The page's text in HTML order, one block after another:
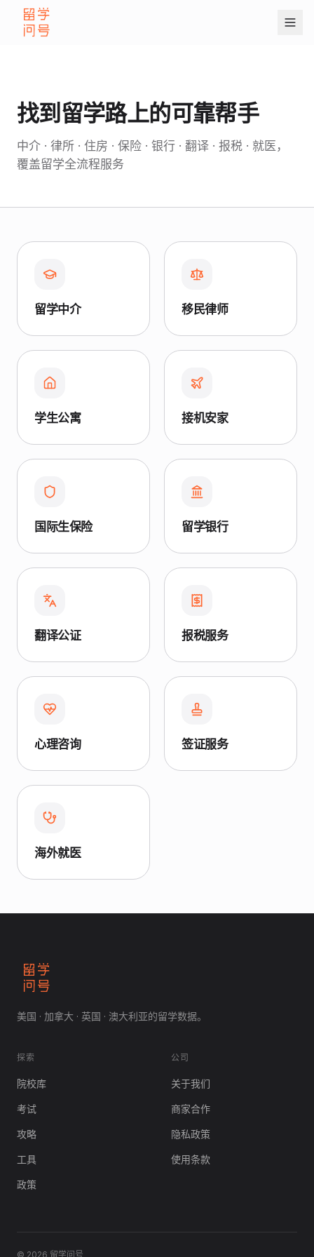
找到留学路上的可靠帮手
中介 · 律所 · 住房 · 保险 · 银行 · 翻译 · 报税 · 就医，
覆盖留学全流程服务
留学中介 移民律师
学生公寓 接机安家
国际生保险 留学银行
翻译公证 报税服务
心理咨询 签证服务
海外就医
美国 · 加拿大 · 英国 · 澳大利亚的留学数据。
探索
院校库
考试
攻略
工具
政策
公司
关于我们
商家合作
隐私政策
使用条款
© 2026 留学问号